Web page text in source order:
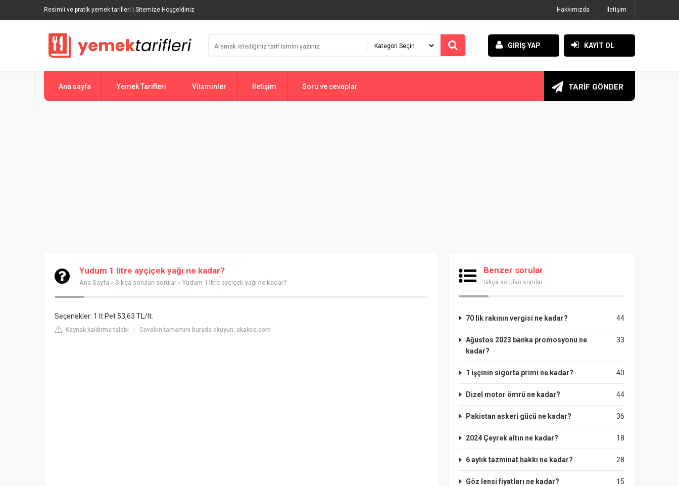
Resimli ve pratik yemek tarifleri | Sitemize Hoşgeldiniz Hakkımızda İletişim
GİRİŞ YAP KAYIT OL
Ana sayfa Yemek Tarifleri Vitaminler İletişim Soru ve cevaplar TARİF GÖNDER
Yudum 1 litre ayçiçek yağı ne kadar?
Ana Sayfa » Sıkça sorulan sorular » Yudum 1 litre ayçiçek yağı ne kadar?
Seçenekler: 1 lt Pet 53,63 TL/lt.
Kaynak kaldırma talebi | Cevabın tamamını burada okuyun: akakce.com
Benzer sorular
Sıkça sorulan sorular
44
70 lik rakının vergisi ne kadar?
33
Ağustos 2023 banka promosyonu ne
kadar?
40
1 işçinin sigorta primi ne kadar?
44
Dizel motor ömrü ne kadar?
36
Pakistan askeri gücü ne kadar?
18
2024 Çeyrek altın ne kadar?
28
6 aylık tazminat hakkı ne kadar?
15
Göz lensi fiyatları ne kadar?